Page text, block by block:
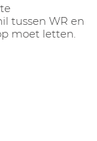
tussen WR en
moet letten.